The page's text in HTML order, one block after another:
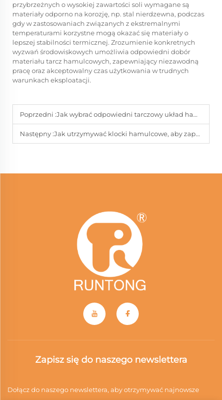
przybrzeżnych o wysokiej zawartości soli wymagane są
materiały odporno na korozję, np. stal nierdzewna, podczas
gdy w zastosowaniach związanych z ekstremalnymi
temperaturami korzystne mogą okazać się materiały o
lepszej stabilności termicznej. Zrozumienie konkretnych
wyzwań środowiskowych umożliwia odpowiedni dobór
materiału tarcz hamulcowych, zapewniający niezawodną
pracę oraz akceptowalny czas użytkowania w trudnych
warunkach eksploatacji.
Poprzedni :Jak wybrać odpowiedni tarczowy układ hamulcowy zapewniający długotrwałą niezawodność
Następny :Jak utrzymywać klocki hamulcowe, aby zapewnić stałą wydajność na drogach
Zapisz się do naszego newslettera
Dołącz do naszego newslettera, aby otrzymywać najnowsze